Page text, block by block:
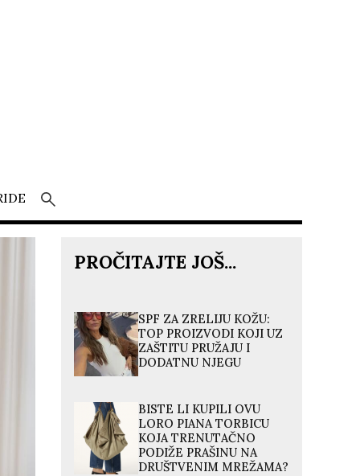
PROČITAJTE JOŠ...
SPF ZA ZRELIJU KOŽU:
TOP PROIZVODI KOJI UZ
ZAŠTITU PRUŽAJU I
DODATNU NJEGU
BISTE LI KUPILI OVU
LORO PIANA TORBICU
KOJA TRENUTAČNO
PODIŽE PRAŠINU NA
DRUŠTVENIM MREŽAMA?